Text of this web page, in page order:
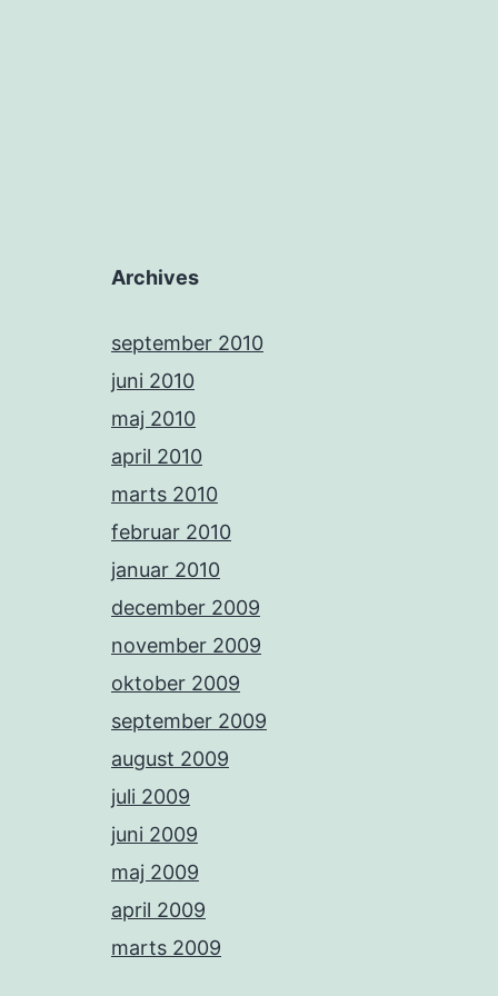
Archives
september 2010
juni 2010
maj 2010
april 2010
marts 2010
februar 2010
januar 2010
december 2009
november 2009
oktober 2009
september 2009
august 2009
juli 2009
juni 2009
maj 2009
april 2009
marts 2009